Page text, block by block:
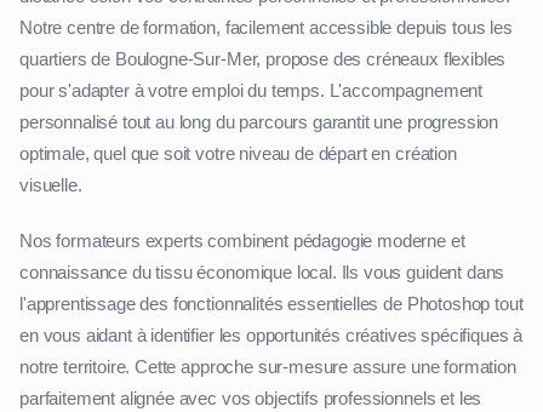
Notre centre de formation, facilement accessible depuis tous les
quartiers de Boulogne-Sur-Mer, propose des créneaux flexibles
pour s'adapter à votre emploi du temps. L'accompagnement
personnalisé tout au long du parcours garantit une progression
optimale, quel que soit votre niveau de départ en création
visuelle.
Nos formateurs experts combinent pédagogie moderne et
connaissance du tissu économique local. Ils vous guident dans
l'apprentissage des fonctionnalités essentielles de Photoshop tout
en vous aidant à identifier les opportunités créatives spécifiques à
notre territoire. Cette approche sur-mesure assure une formation
parfaitement alignée avec vos objectifs professionnels et les